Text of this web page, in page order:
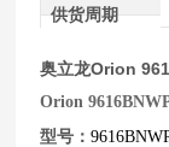
供货周期
奥立龙Orion
Orion
型号：